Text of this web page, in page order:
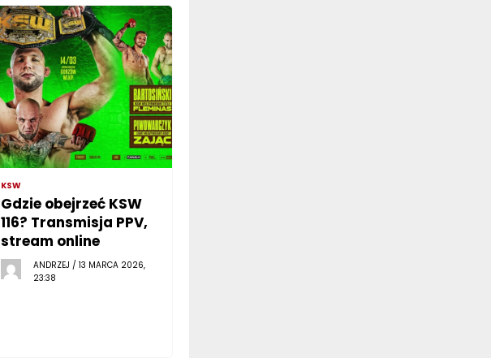
KSW
Gdzie obejrzeć KSW
116? Transmisja PPV,
stream online
ANDRZEJ / 13 MARCA 2026,
23:38